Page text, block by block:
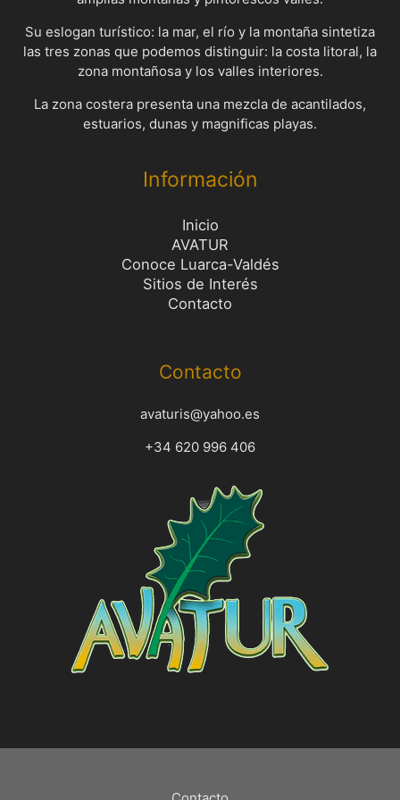
Su eslogan turístico: la mar, el río y la montaña sintetiza
las tres zonas que podemos distinguir: la costa litoral, la
zona montañosa y los valles interiores.
La zona costera presenta una mezcla de acantilados,
estuarios, dunas y magnificas playas.
Información
Inicio
AVATUR
Conoce Luarca-Valdés
Sitios de Interés
Contacto
Contacto
avaturis@yahoo.es
+34 620 996 406